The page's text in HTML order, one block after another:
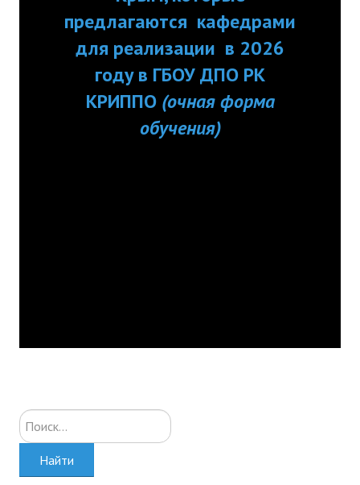
Профессиональная переподготовка
Повышение квалификации
ДПП ПК:
Актуальное
предлагаются кафедрами
для реализации в 2026
году в ГБОУ ДПО РК
КРИППО (очная форма
обучения)
Искать...
Найти